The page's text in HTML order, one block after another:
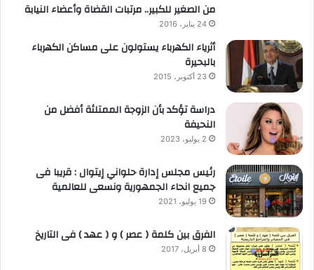
من الصغير للكبير.. مرتبات القضاة وأعضاء النيابة
24 يناير، 2016
أثرياء الكهرباء يستولون على مساكن الكهرباء
بالبحيرة
23 أكتوبر، 2015
دراسة تؤكد بأن الزوجة الممتلئة أفضل من
النحيفة
2 يوليو، 2023
رئيس مجلس إدارة حلواني إيتوال : قريبا فى
جميع انحاء الجمهورية ونسعى للعالمية
19 يوليو، 2021
الفرق بين كلمة ( عصر ) و ( عهد ) فى التاريخ
8 أبريل، 2017